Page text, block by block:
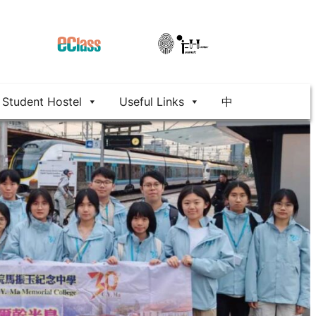
Student Hostel Useful Links 中